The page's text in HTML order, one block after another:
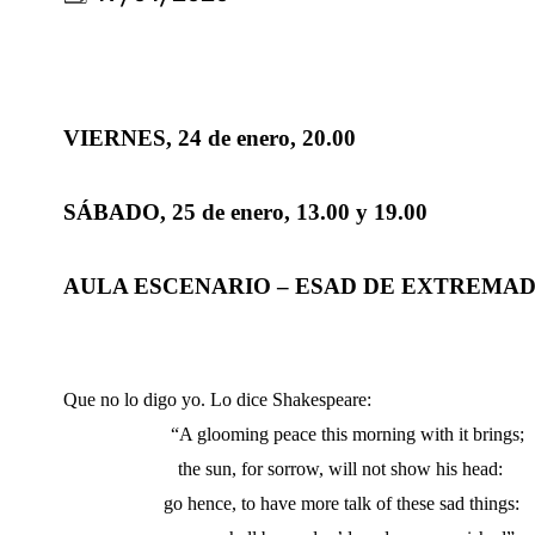
VIERNES, 24 de enero, 20.00
SÁBADO, 25 de enero, 13.00 y 19.00
AULA ESCENARIO – ESAD DE
Que no lo digo yo. Lo dice Shakespeare:
“A glooming peace this morning with it brings;
the sun, for sorrow, will not show his head:
go hence, to have more talk of these sad things: